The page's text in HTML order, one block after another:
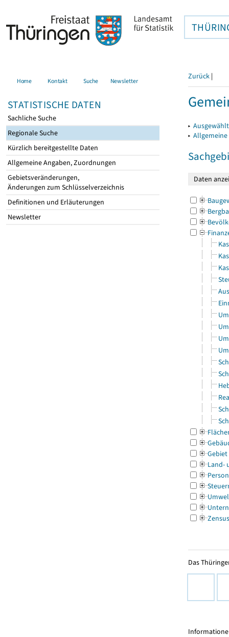
Home Kontakt Suche Newsletter
STATISTISCHE DATEN
Sachliche Suche
Regionale Suche
Kürzlich bereitgestellte Daten
Allgemeine Angaben, Zuordnungen
Gebietsveränderungen,
Änderungen zum Schlüsselverzeichnis
Definitionen und Erläuterungen
Newsletter
Zurück |
▸
▸
Gebiet
Land-
Zensus
Das